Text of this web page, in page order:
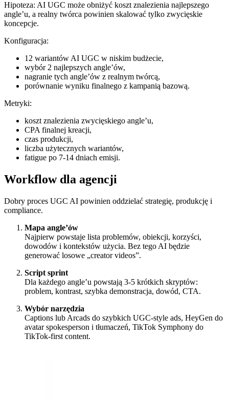
Hipoteza: AI UGC może obniżyć koszt znalezienia najlepszego
angle’u, a realny twórca powinien skalować tylko zwycięskie
koncepcje.
Konfiguracja:
12 wariantów AI UGC w niskim budżecie,
wybór 2 najlepszych angle’ów,
nagranie tych angle’ów z realnym twórcą,
porównanie wyniku finalnego z kampanią bazową.
Metryki:
koszt znalezienia zwycięskiego angle’u,
CPA finalnej kreacji,
czas produkcji,
liczba użytecznych wariantów,
fatigue po 7-14 dniach emisji.
Workflow dla agencji
Dobry proces UGC AI powinien oddzielać strategię, produkcję i
compliance.
Mapa angle’ów
Najpierw powstaje lista problemów, obiekcji, korzyści,
dowodów i kontekstów użycia. Bez tego AI będzie
generować losowe „creator videos”.
Script sprint
Dla każdego angle’u powstają 3-5 krótkich skryptów:
problem, kontrast, szybka demonstracja, dowód, CTA.
Wybór narzędzia
Captions lub Arcads do szybkich UGC-style ads, HeyGen do
avatar spokesperson i tłumaczeń, TikTok Symphony do
TikTok-first content.